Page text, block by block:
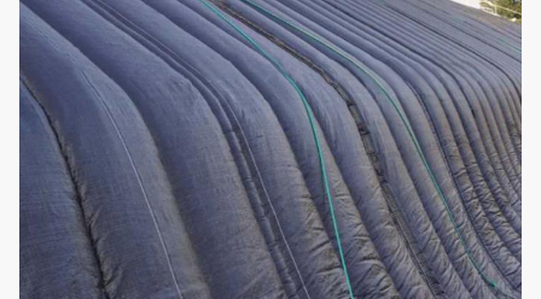
6. Intelligentes Kontrollsystem
(Entsprechend Anforderungen kann
besonders angefertigt werden)
Anwendungen
Erdbeer-, Wassermelonen-, Gurken-,
Tomaten-, Gemüse-, Blumen-und
Ertragskultur-Heilpflanze